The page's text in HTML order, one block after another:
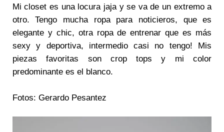
Mi closet es una locura jaja y se va de un extremo a
otro. Tengo mucha ropa para noticieros, que es
elegante y chic, otra ropa de entrenar que es más
sexy y deportiva, intermedio casi no tengo! Mis
piezas favoritas son crop tops y mi color
predominante es el blanco.
Fotos: Gerardo Pesantez